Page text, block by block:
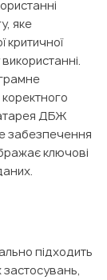
яке
ДБЖ
забезпечення
ключові
підходить